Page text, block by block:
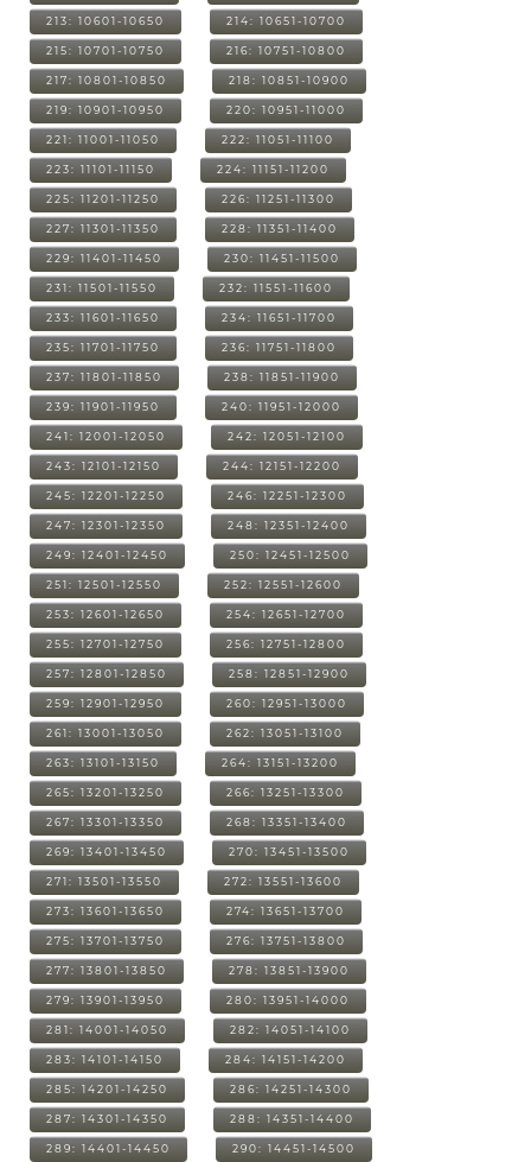
213: 10601-10650 214: 10651-10700
215: 10701-10750 216: 10751-10800
217: 10801-10850 218: 10851-10900
219: 10901-10950 220: 10951-11000
221: 11001-11050 222: 11051-11100
223: 11101-11150 224: 11151-11200
225: 11201-11250 226: 11251-11300
227: 11301-11350 228: 11351-11400
229: 11401-11450 230: 11451-11500
231: 11501-11550 232: 11551-11600
233: 11601-11650 234: 11651-11700
235: 11701-11750 236: 11751-11800
237: 11801-11850 238: 11851-11900
239: 11901-11950 240: 11951-12000
241: 12001-12050 242: 12051-12100
243: 12101-12150 244: 12151-12200
245: 12201-12250 246: 12251-12300
247: 12301-12350 248: 12351-12400
249: 12401-12450 250: 12451-12500
251: 12501-12550 252: 12551-12600
253: 12601-12650 254: 12651-12700
255: 12701-12750 256: 12751-12800
257: 12801-12850 258: 12851-12900
259: 12901-12950 260: 12951-13000
261: 13001-13050 262: 13051-13100
263: 13101-13150 264: 13151-13200
265: 13201-13250 266: 13251-13300
267: 13301-13350 268: 13351-13400
269: 13401-13450 270: 13451-13500
271: 13501-13550 272: 13551-13600
273: 13601-13650 274: 13651-13700
275: 13701-13750 276: 13751-13800
277: 13801-13850 278: 13851-13900
279: 13901-13950 280: 13951-14000
281: 14001-14050 282: 14051-14100
283: 14101-14150 284: 14151-14200
285: 14201-14250 286: 14251-14300
287: 14301-14350 288: 14351-14400
289: 14401-14450 290: 14451-14500